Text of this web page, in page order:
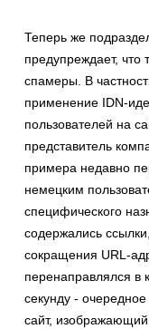
Теперь же
предупреждает, что
спамеры. В
применение IDN-
пользователей на
представитель
примера недавно
немецким
специфического
содержались
сокращения URL-
перенаправлялся в
секунду -
сайт,